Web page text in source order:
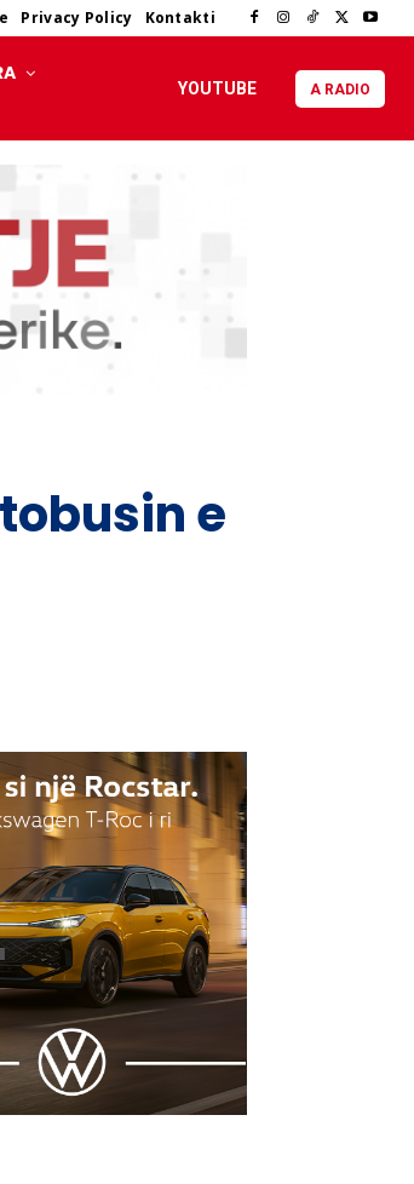
Privacy Policy Kontakti
YOUTUBE A RADIO
e